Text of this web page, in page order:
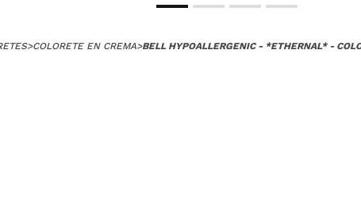
>COLORETE EN CREMA>BELL HYPOALLERGENIC - *ETHERNAL* -